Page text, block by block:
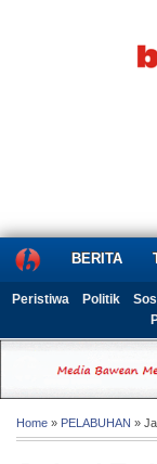
BERITA
Peristiwa Politik
Home » PELABUHAN »